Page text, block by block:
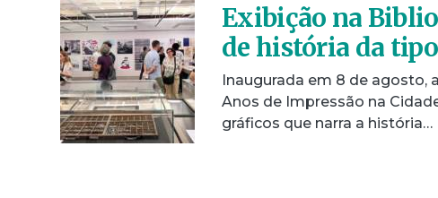
Exibição na
de história da
Inaugurada em 8 de agosto,
Anos de Impressão na
gráficos que narra a história…